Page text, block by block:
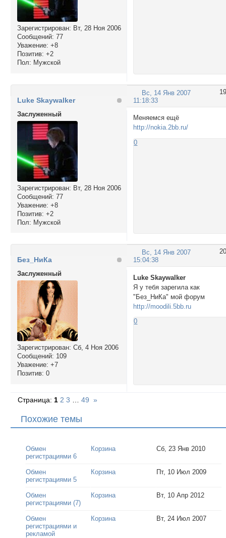
Зарегистрирован: Вт, 28 Ноя 2006
Сообщений: 77
Уважение: +8
Позитив: +2
Пол: Мужской
19
Вс, 14 Янв 2007
11:18:33
Luke Skaywalker
Заслуженный
Зарегистрирован: Вт, 28 Ноя 2006
Сообщений: 77
Уважение: +8
Позитив: +2
Пол: Мужской
Меняемся ещё
http://nokia.2bb.ru/
0
20
Вс, 14 Янв 2007
15:04:38
Без_НиКа
Заслуженный
Зарегистрирован: Сб, 4 Ноя 2006
Сообщений: 109
Уважение: +7
Позитив: 0
Luke Skaywalker
Я у тебя зарегила как
"Без_НиКа" мой форум
http://moodili.5bb.ru
0
Страница: 1 2 3 49 »
Похожие темы
Обмен
регистрациями 6
Корзина Сб, 23 Янв 2010
Обмен
регистрациями 5
Корзина Пт, 10 Июл 2009
Обмен
регистрациями (7)
Корзина Вт, 10 Апр 2012
Обмен
регистрациями и
рекламой
Корзина Вт, 24 Июл 2007